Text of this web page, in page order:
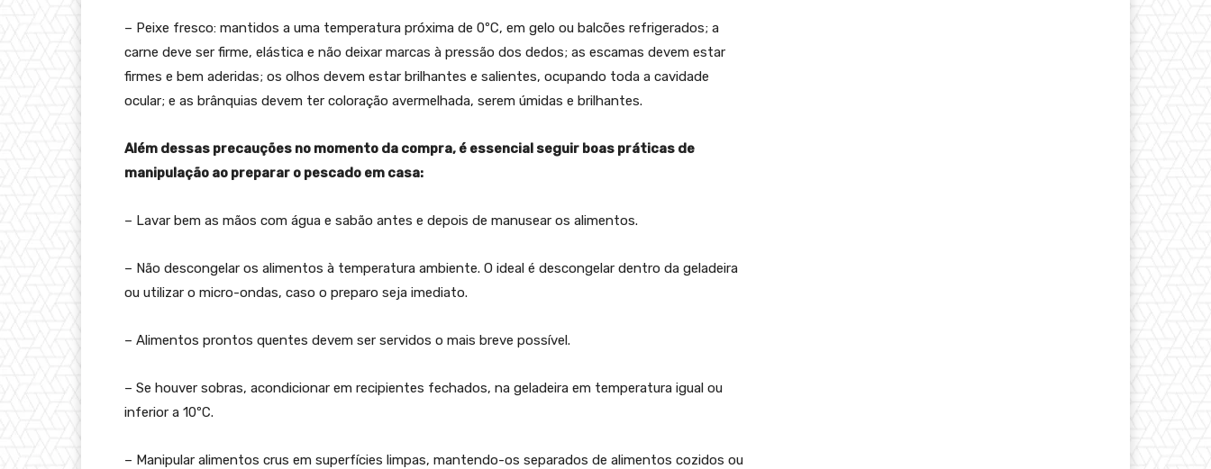
– Peixe fresco: mantidos a uma temperatura próxima de 0ºC, em gelo ou balcões refrigerados; a
carne deve ser firme, elástica e não deixar marcas à pressão dos dedos; as escamas devem estar
firmes e bem aderidas; os olhos devem estar brilhantes e salientes, ocupando toda a cavidade
ocular; e as brânquias devem ter coloração avermelhada, serem úmidas e brilhantes.
Além dessas precauções no momento da compra, é essencial seguir boas práticas de
manipulação ao preparar o pescado em casa:
– Lavar bem as mãos com água e sabão antes e depois de manusear os alimentos.
– Não descongelar os alimentos à temperatura ambiente. O ideal é descongelar dentro da geladeira
ou utilizar o micro-ondas, caso o preparo seja imediato.
– Alimentos prontos quentes devem ser servidos o mais breve possível.
– Se houver sobras, acondicionar em recipientes fechados, na geladeira em temperatura igual ou
inferior a 10ºC.
– Manipular alimentos crus em superfícies limpas, mantendo-os separados de alimentos cozidos ou